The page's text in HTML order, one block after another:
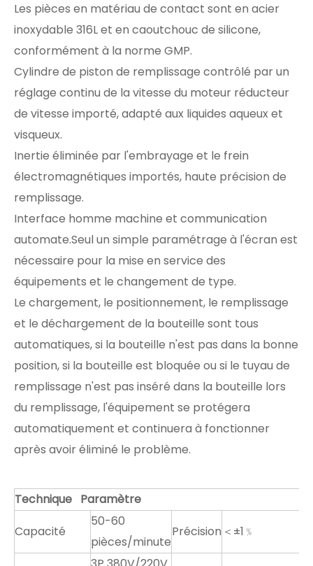
Les pièces en matériau de contact sont en acier
inoxydable 316L et en caoutchouc de silicone,
conformément à la norme GMP.
Cylindre de piston de remplissage contrôlé par un
réglage continu de la vitesse du moteur réducteur
de vitesse importé, adapté aux liquides aqueux et
visqueux.
Inertie éliminée par l'embrayage et le frein
électromagnétiques importés, haute précision de
remplissage.
Interface homme machine et communication
automate.Seul un simple paramétrage à l'écran est
nécessaire pour la mise en service des
équipements et le changement de type.
Le chargement, le positionnement, le remplissage
et le déchargement de la bouteille sont tous
automatiques, si la bouteille n'est pas dans la bonne
position, si la bouteille est bloquée ou si le tuyau de
remplissage n'est pas inséré dans la bouteille lors
du remplissage, l'équipement se protégera
automatiquement et continuera à fonctionner
après avoir éliminé le problème.
Technique Paramètre
Capacité
50-60
pièces/minute
Précision ＜±1﹪